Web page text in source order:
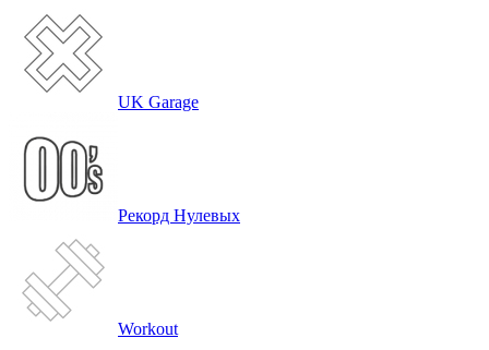
UK Garage
Рекорд Нулевых
Workout